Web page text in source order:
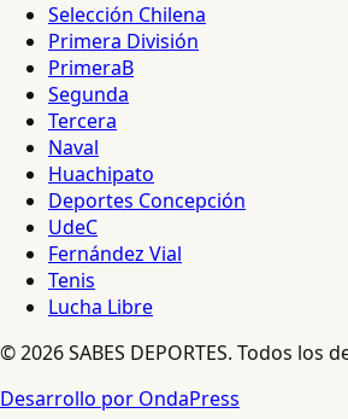
Selección Chilena
Primera División
PrimeraB
Segunda
Tercera
Naval
Huachipato
Deportes Concepción
UdeC
Fernández Vial
Tenis
Lucha Libre
© 2026 SABES DEPORTES. Todos los
Desarrollo por OndaPress